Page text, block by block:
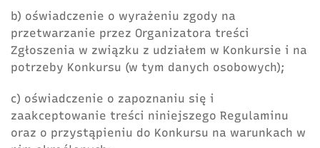
b) oświadczenie o wyrażeniu zgody na
przetwarzanie przez Organizatora treści
Zgłoszenia w związku z udziałem w Konkursie i na
potrzeby Konkursu (w tym danych osobowych);
c) oświadczenie o zapoznaniu się i
zaakceptowanie treści niniejszego Regulaminu
oraz o przystąpieniu do Konkursu na warunkach w